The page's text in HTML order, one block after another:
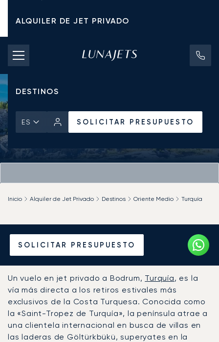
ALQUILER DE JET PRIVADO
TARIFAS DE CHÁRTER
JETS PRIVADOS
DESTINOS
ES SOLICITAR PRESUPUESTO
SOLICITAR PRESUPUESTO
Inicio Alquiler de Jet Privado Destinos Oriente Medio Turquía
Alquile un Jet Privado
desde o hacia Bodrum
Un vuelo en jet privado a Bodrum, Turquía, es la
vía más directa a los retiros estivales más
exclusivos de la Costa Turquesa. Conocida como
la «Saint-Tropez de Turquía», la península atrae a
una clientela internacional en busca de villas en
las laderas de Göltürkbükü, superyates en la